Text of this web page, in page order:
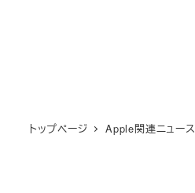
トップページ Apple関連ニュース